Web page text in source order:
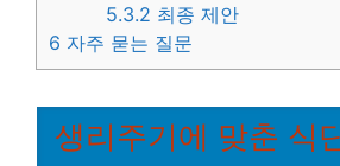
5.3.2 최종 제안
6 자주 묻는 질문
생리주기에 맞춘 식